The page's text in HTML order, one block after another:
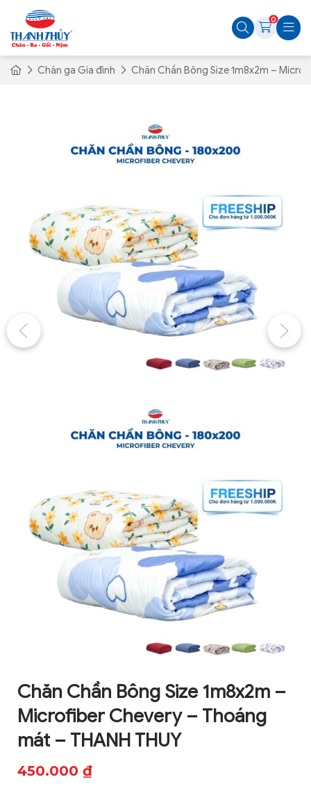
0
Chăn ga Gia đình Chăn Chần Bông Size 1m8x2m –
Chăn Chần Bông Size 1m8x2m –
Microfiber Chevery – Thoáng
mát – THANH THUY
450.000 ₫